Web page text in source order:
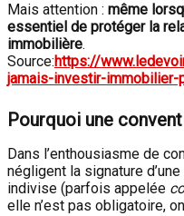
Mais attention : même
essentiel de protéger la
immobilière.
Source:https://
jamais-investir-immobilier-
Pourquoi une
Dans l’enthousiasme de
négligent la signature
indivise (parfois appelée
elle n’est pas obligatoire,